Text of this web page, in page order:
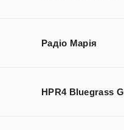
Радіо Марія
HPR4 Bluegrass